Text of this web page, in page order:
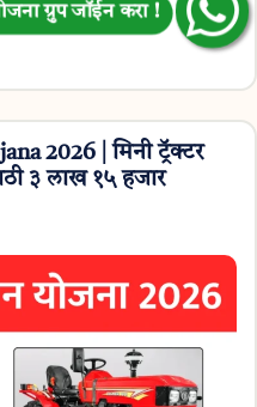
2026 | मिनी ट्रॅक्टर
३ लाख १५ हजार
योजना ग्रुप जॉईन करा !